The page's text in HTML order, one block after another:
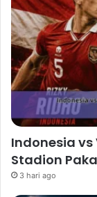
Indonesia
Stadion
3 hari ago